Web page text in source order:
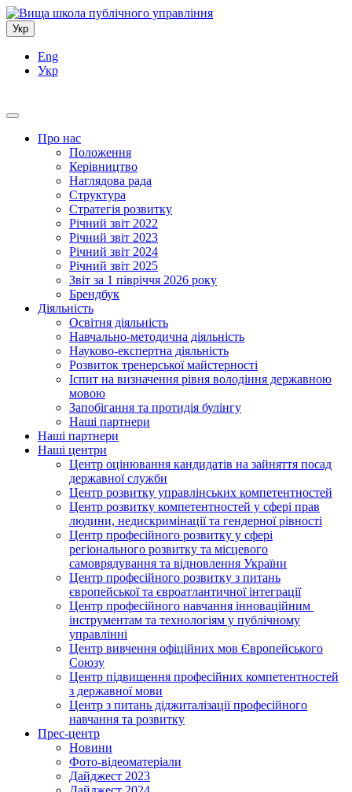
Укр
Eng
Укр
Про нас
Положення
Керівництво
Наглядова рада
Структура
Стратегія розвитку
Річний звіт 2022
Річний звіт 2023
Річний звіт 2024
Річний звіт 2025
Звіт за 1 півріччя 2026 року
Брендбук
Діяльність
Освітня діяльність
Навчально-методична діяльність
Науково-експертна діяльність
Розвиток тренерської майстерності
Іспит на визначення рівня володіння державною
мовою
Запобігання та протидія булінгу
Наші партнери
Наші партнери
Наші центри
Центр оцінювання кандидатів на зайняття посад
державної служби
Центр розвитку управлінських компетентностей
Центр розвитку компетентностей у сфері прав
людини, недискримінації та гендерної рівності
Центр професійного розвитку у сфері
регіонального розвитку та місцевого
самоврядування та відновлення України
Центр професійного розвитку з питань
європейської та євроатлантичної інтеграції
Центр професійного навчання інноваційним
інструментам та технологіям у публічному
управлінні
Центр вивчення офіційних мов Європейського
Союзу
Центр підвищення професійних компетентностей
з державної мови
Центр з питань діджиталізації професійного
навчання та розвитку
Прес-центр
Новини
Фото-відеоматеріали
Дайджест 2023